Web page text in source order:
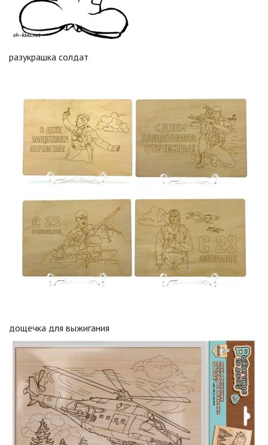
разукрашка солдат
дощечка для выжигания